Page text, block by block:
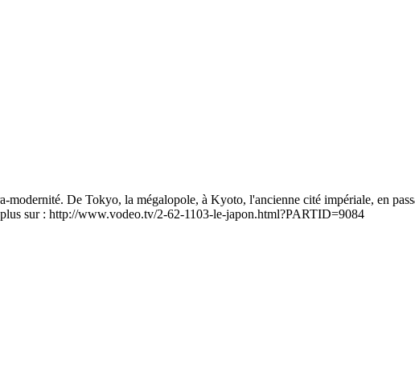
modernité. De Tokyo, la mégalopole, à Kyoto, l'ancienne cité impériale, en
sur : http://www.vodeo.tv/2-62-1103-le-japon.html?PARTID=9084